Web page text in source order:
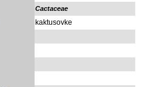
Cactaceae
kaktusovke